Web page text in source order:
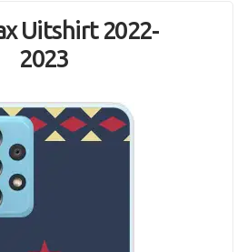
Uitshirt 2022-
2023